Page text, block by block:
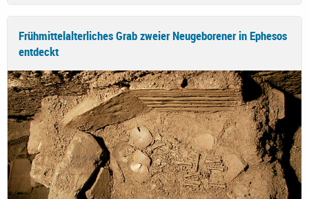
Frühmittelalterliches Grab zweier Neugeborener in Ephesos
entdeckt